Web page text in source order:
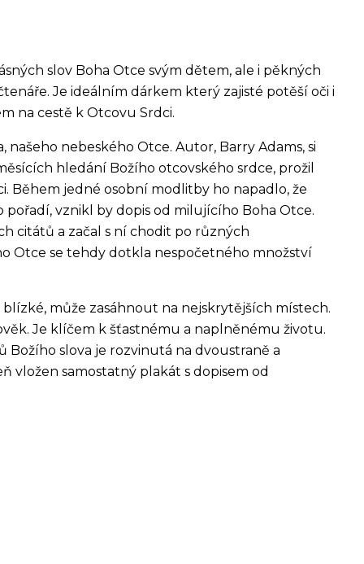
slov Boha Otce svým dětem, ale i pěkných
Je ideálním dárkem který zajisté potěší oči i
na cestě k Otcovu Srdci.
nebeského Otce. Autor, Barry Adams, si
hledání Božího otcovského srdce, prožil
Během jedné osobní modlitby ho napadlo, že
vznikl by dopis od milujícího Boha Otce.
citátů a začal s ní chodit po různých
Otce se tehdy dotkla nespočetného množství
může zasáhnout na nejskrytějších místech.
Je klíčem k šťastnému a naplněnému životu.
slova je rozvinutá na dvoustraně a
vložen samostatný plakát s dopisem od